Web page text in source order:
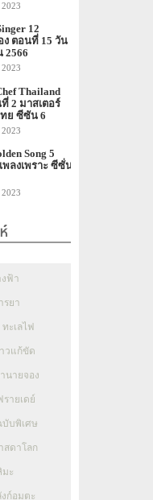
2023
12
ตอนที่ 15 วัน
2566
2023
Thailand
ที่ 2 มาสเตอร์
ทย ซีซัน 6
2023
Song 5
พลงเพราะ ซีซั่น
2023
ฟ้า
รยา
ทะเลไฟ
วแก้ขัด
นายจอง
ายเดย์
บพิเศษ
สดาโลก
ะ
ก์อมตะ